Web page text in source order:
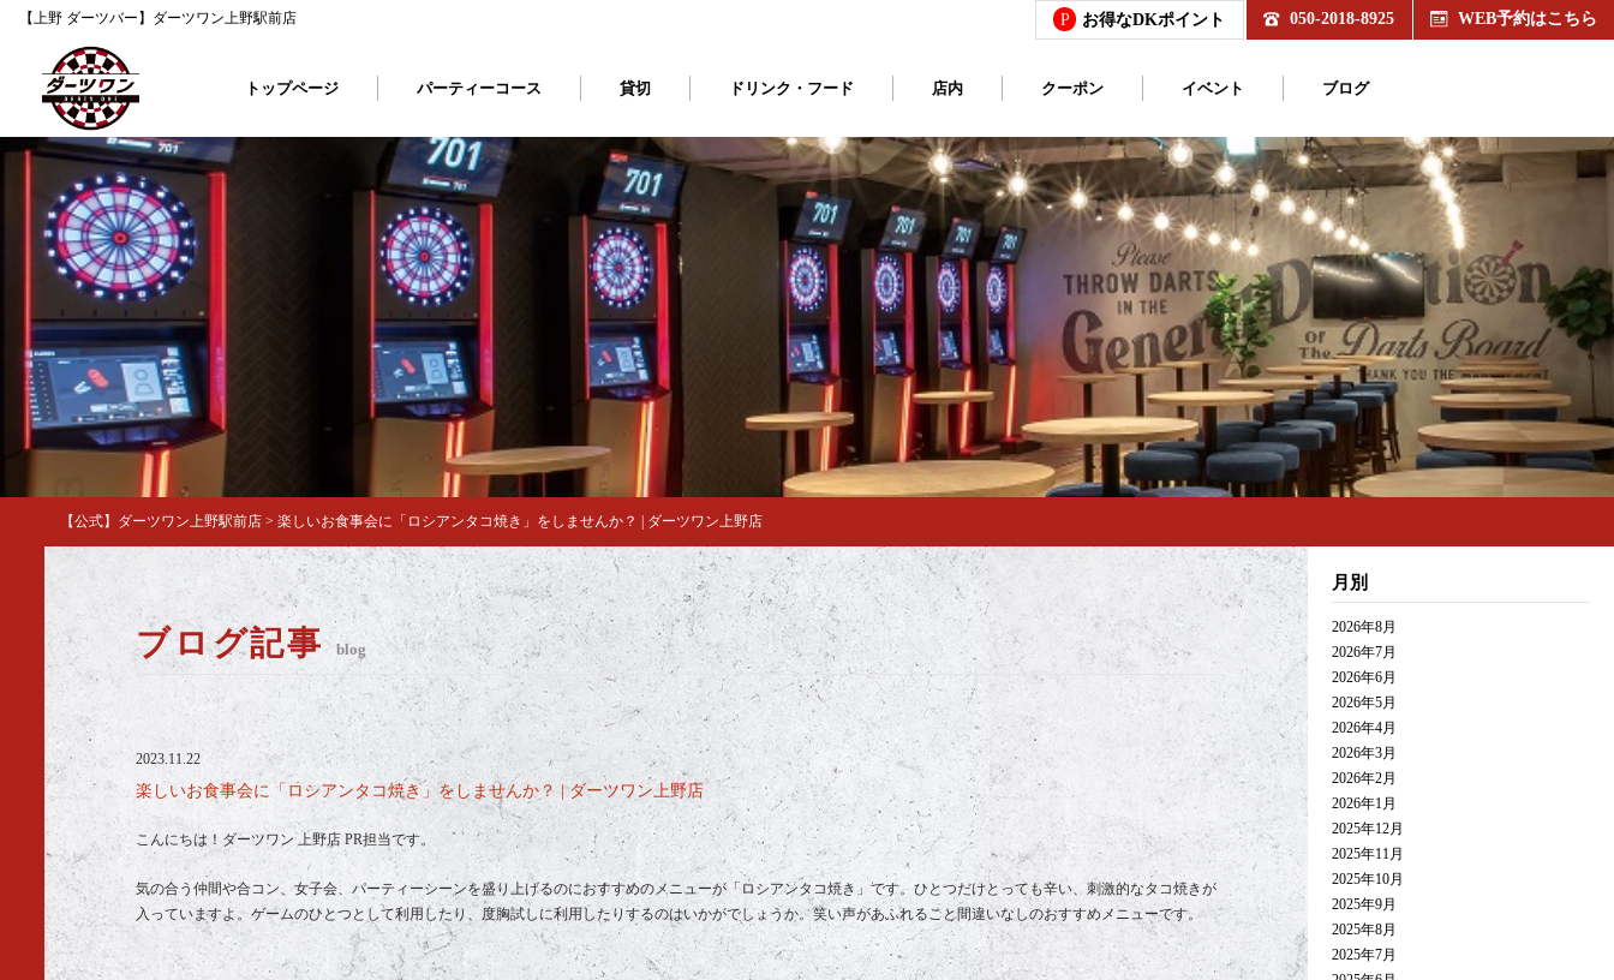
【上野 ダーツバー】ダーツワン上野駅前店 P お得なDKポイント 050-2018-8925 WEB予約はこちら
トップページ パーティーコース 貸切 ドリンク・フード 店内 クーポン イベント ブログ
【公式】ダーツワン上野駅前店 > 楽しいお食事会に「ロシアンタコ焼き」をしませんか？ | ダーツワン上野店
ブログ記事 blog
2023.11.22
楽しいお食事会に「ロシアンタコ焼き」をしませんか？ | ダーツワン上野店
こんにちは！ダーツワン 上野店 PR担当です。
気の合う仲間や合コン、女子会、パーティーシーンを盛り上げるのにおすすめのメニューが「ロシアンタコ焼き」です。ひとつだけとっても辛い、刺激的なタコ焼きが
入っていますよ。ゲームのひとつとして利用したり、度胸試しに利用したりするのはいかがでしょうか。笑い声があふれること間違いなしのおすすめメニューです。
月別
2026年8月
2026年7月
2026年6月
2026年5月
2026年4月
2026年3月
2026年2月
2026年1月
2025年12月
2025年11月
2025年10月
2025年9月
2025年8月
2025年7月